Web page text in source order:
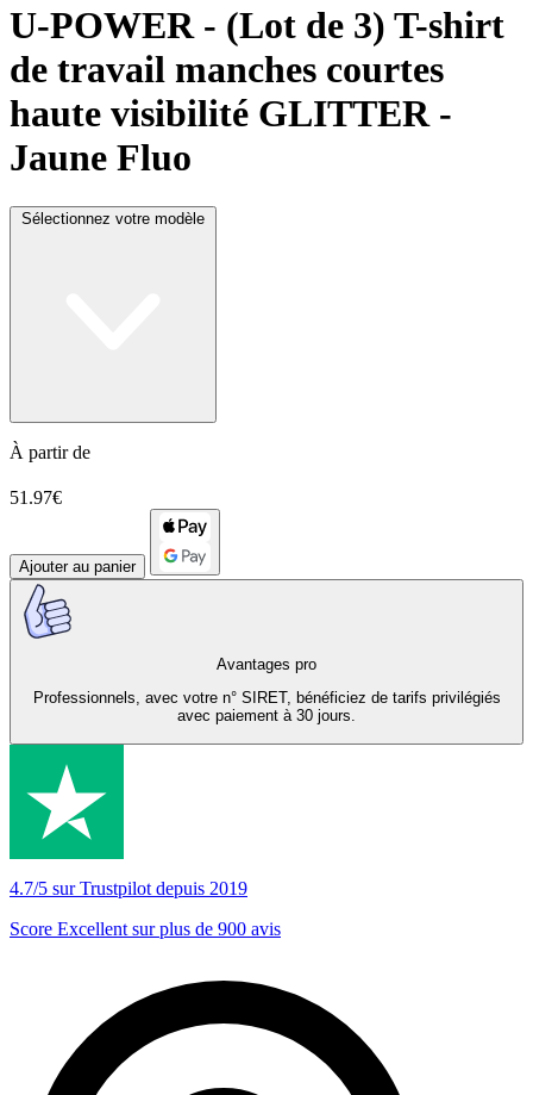
U-POWER - (Lot de 3) T-shirt
de travail manches courtes
haute visibilité GLITTER -
Jaune Fluo
Sélectionnez votre modèle
À partir de
51.97€
Ajouter au panier
Avantages pro
Professionnels, avec votre n° SIRET, bénéficiez de tarifs privilégiés
avec paiement à 30 jours.
4.7/5 sur Trustpilot depuis 2019
Score Excellent sur plus de 900 avis